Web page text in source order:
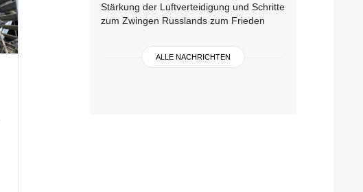
Stärkung der Luftverteidigung und Schritte
zum Zwingen Russlands zum Frieden
ALLE NACHRICHTEN